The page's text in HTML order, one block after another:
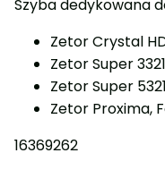
Szyba dedykowana
Zetor Crystal
Zetor Super
Zetor Super
Zetor Proxima,
16369262